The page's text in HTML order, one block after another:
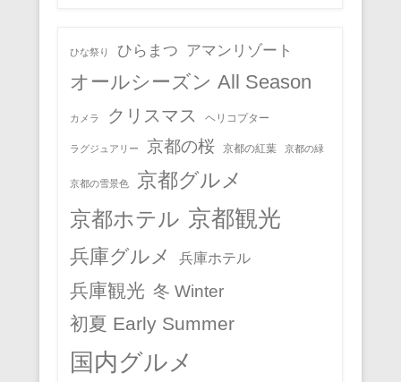
ひな祭り ひらまつ アマンリゾート
オールシーズン All Season
カメラ クリスマス ヘリコプター
ラグジュアリー 京都の桜 京都の紅葉 京都の緑
京都の雪景色 京都グルメ
京都ホテル 京都観光
兵庫グルメ 兵庫ホテル
兵庫観光 冬 Winter
初夏 Early Summer
国内グルメ